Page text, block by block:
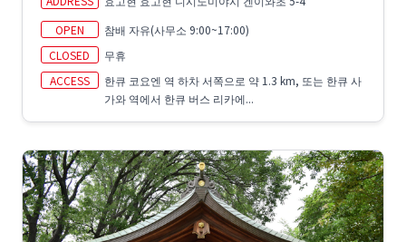
OPEN
참배 자유(사무소 9:00~17:00)
CLOSED
무휴
ACCESS
한큐 코요엔 역 하차 서쪽으로 약 1.3 km, 또는 한큐 사
가와 역에서 한큐 버스 리카에...